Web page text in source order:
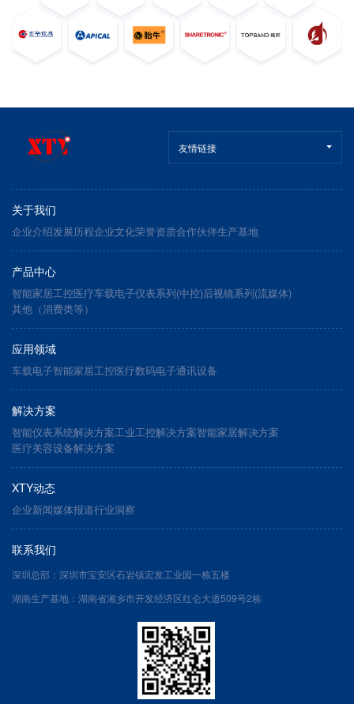
友情链接
关于我们
企业介绍发展历程企业文化荣誉资质合作伙伴生产基地
产品中心
智能家居工控医疗车载电子仪表系列(中控)后视镜系列(流媒体)
其他（消费类等）
应用领域
车载电子智能家居工控医疗数码电子通讯设备
解决方案
智能仪表系统解决方案工业工控解决方案智能家居解决方案
医疗美容设备解决方案
XTY动态
企业新闻媒体报道行业洞察
联系我们
深圳总部：深圳市宝安区石岩镇宏发工业园一栋五楼
湖南生产基地：湖南省湘乡市开发经济区红仑大道509号2栋